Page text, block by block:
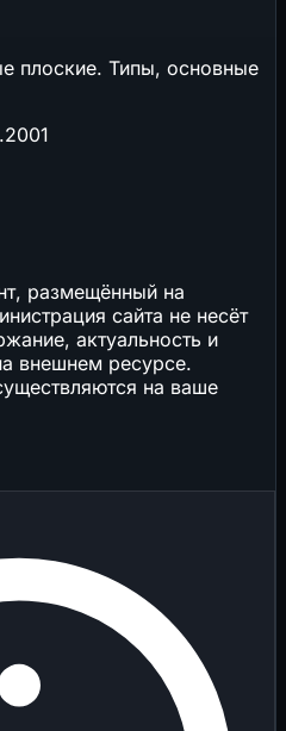
плоские. Типы, основные
размещённый на
сайта не несёт
актуальность и
внешнем ресурсе.
на ваше